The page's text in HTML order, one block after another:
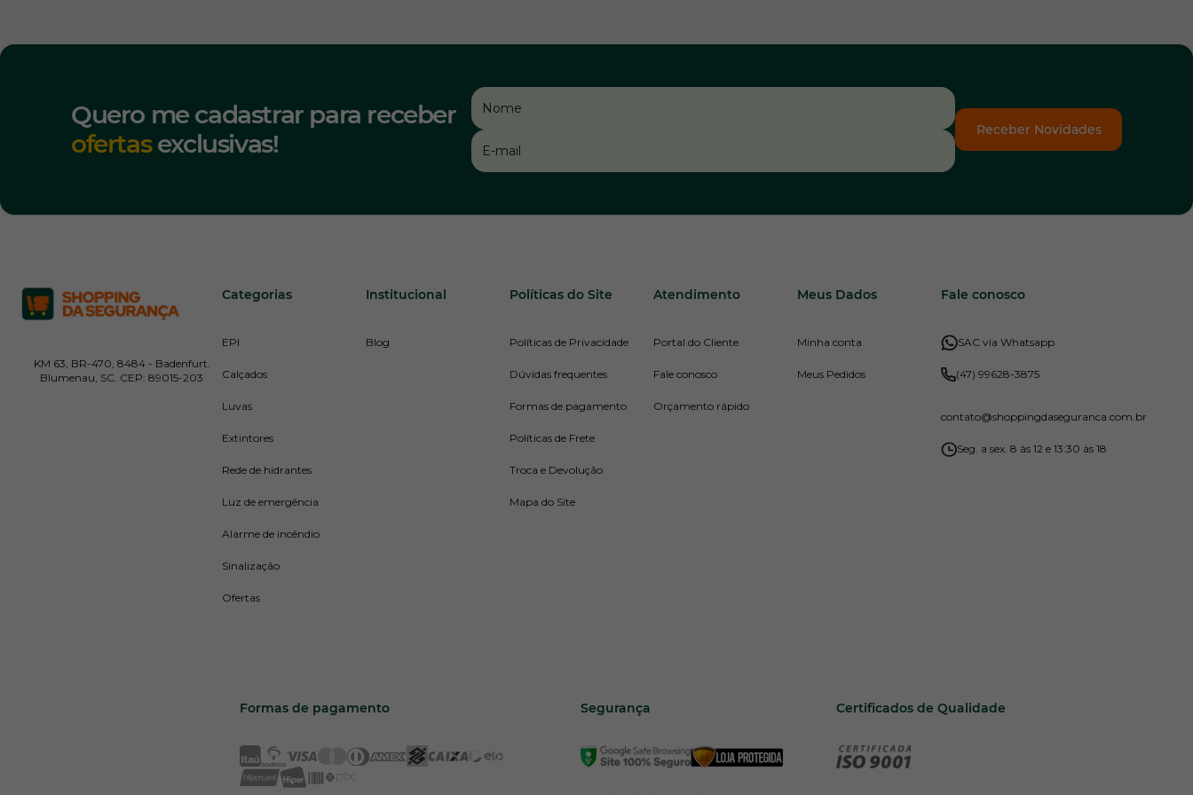
Quero me cadastrar para receber
ofertasexclusivas! Receber Novidades
KM 63, BR-470, 8484 - Badenfurt.
Blumenau, SC. CEP: 89015-203
Categorias
EPI
Calçados
Luvas
Extintores
Rede de hidrantes
Luz de emergência
Alarme de incêndio
Sinalização
Ofertas
Institucional
Blog
Políticas do Site
Políticas de Privacidade
Dúvidas frequentes
Formas de pagamento
Políticas de Frete
Troca e Devolução
Mapa do Site
Atendimento
Portal do Cliente
Fale conosco
Orçamento rápido
Meus Dados
Minha conta
Meus Pedidos
Fale conosco
SAC via Whatsapp
(47) 99628-3875
contato@shoppingdaseguranca.com.br
Seg. a sex. 8 às 12 e 13:30 às 18
Formas de pagamento Segurança Certificados de Qualidade